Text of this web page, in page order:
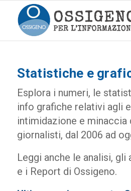
Statistiche e
Esplora i numeri, le
info grafiche relativi agli
intimidazione e minaccia
giornalisti, dal 2006 ad
Leggi anche le analisi,
e i Report di Ossigeno.